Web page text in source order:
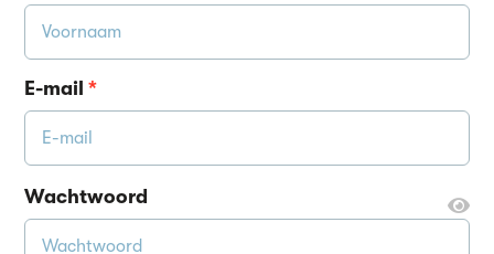
E-mail*
Wachtwoord